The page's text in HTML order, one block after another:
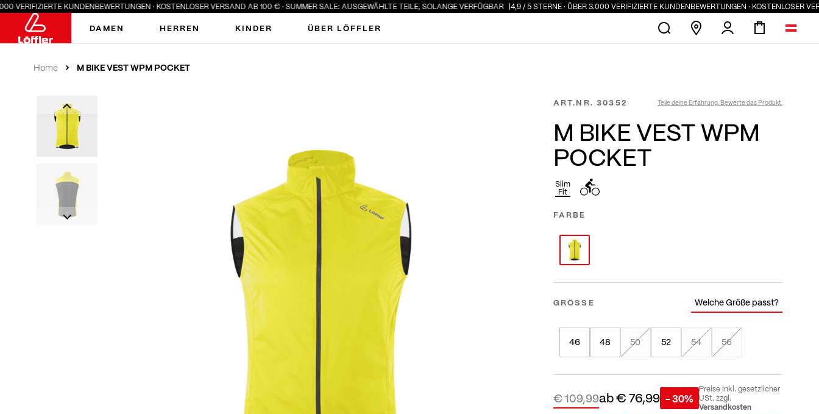
KUNDENBEWERTUNGEN · KOSTENLOSER VERSAND AB 100 € · SUMMER SALE: AUSGEWÄHLTE TEILE, SOLANGE VERFÜGBAR 4,9 / 5 STERNE · ÜBER 3.000 VERIFIZIERTE KUNDENBEWERTUNGEN · KOSTENLOSER
DAMEN HERREN KINDER ÜBER LÖFFLER
Home M BIKE VEST WPM POCKET
ART.NR. 30352 Teile deine Erfahrung. Bewerte das Produkt.
M BIKE VEST WPM
POCKET
Slim
Fit
FARBE
GRÖSSE Welche Größe passt?
46 48 50 52 54 56
ab€ 76,99
€ 109,99 - 30%
Preise inkl. gesetzlicher
USt. zzgl.
Versandkosten